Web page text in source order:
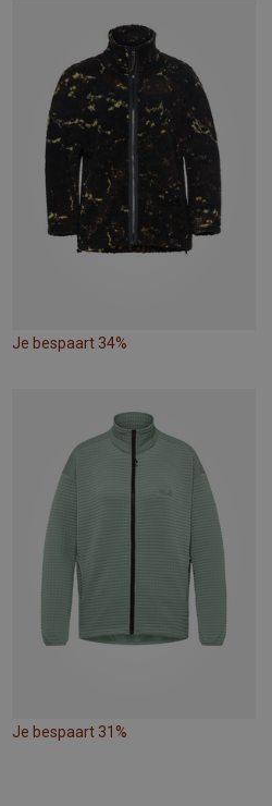
Je bespaart 34%
Je bespaart 31%